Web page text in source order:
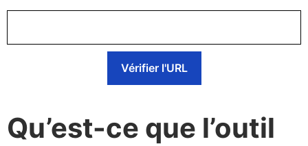
Vérifier l'URL
Qu’est-ce que l’outil